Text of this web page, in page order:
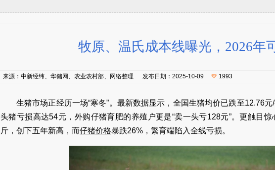
牧原、温氏成本线曝光，2026年
来源：中新经纬、华储网、农业农村部、网络整理 发布日期：2025-10-09 💛 1993
生猪市场正经历一场“寒冬”。最新数据显示，全国生猪均价已跌至12.76
头猪亏损高达54元，外购仔猪育肥的养殖户更是“卖一头亏128元”。更触目
斤，创下五年新高，而仔猪价格暴跌26%，繁育端陷入全线亏损。